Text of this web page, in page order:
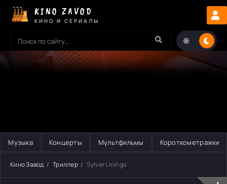
KINO ZAVOD
КИНО И СЕРИАЛЫ
Музыка Концерты Мультфильмы Короткометражки
Кино Завод Триллер Sylver Linings